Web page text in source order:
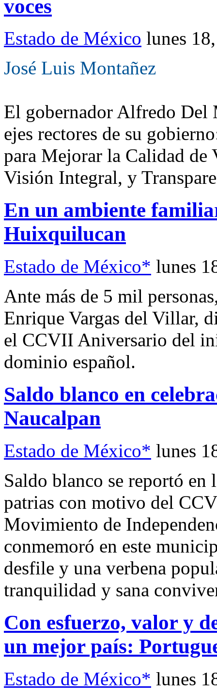
voces
Estado de México lunes
José Luis Montañez
El gobernador Alfredo Del
ejes rectores de su
para Mejorar la Calidad
Visión Integral, y
En un ambiente
Huixquilucan
Estado de México* lunes
Ante más de 5 mil
Enrique Vargas del Villar,
el CCVII Aniversario del
dominio español.
Saldo blanco en
Naucalpan
Estado de México* lunes
Saldo blanco se reportó en
patrias con motivo del
Movimiento de
conmemoró en este
desfile y una verbena
tranquilidad y sana
Con esfuerzo, valor y
un mejor país:
Estado de México* lunes